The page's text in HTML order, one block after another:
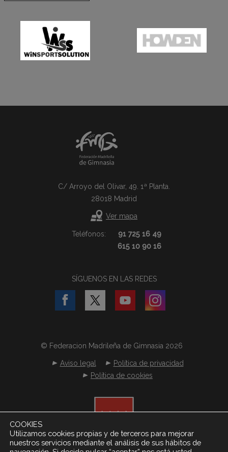
C/ Arroyo del Olivar, 49. 1ª Planta.
28018 Madrid
Ver mapa
Teléfonos:
91 725 16 49
615 10 90 16
SÍGUENOS EN LAS REDES
© Federacion Madrileña de Gimnasia 2026
Aviso legal
Política de privacidad
Política de cookies
COOKIES
Utilizamos cookies propias y de terceros para mejorar
nuestros servicios mediante el análisis de sus hábitos de